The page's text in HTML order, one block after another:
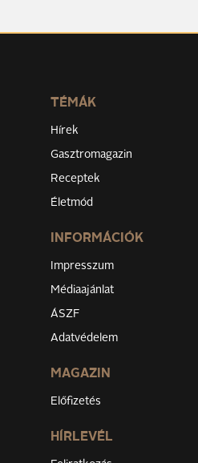
TÉMÁK
Hírek
Gasztromagazin
Receptek
Életmód
INFORMÁCIÓK
Impresszum
Médiaajánlat
ÁSZF
Adatvédelem
MAGAZIN
Előfizetés
HÍRLEVÉL